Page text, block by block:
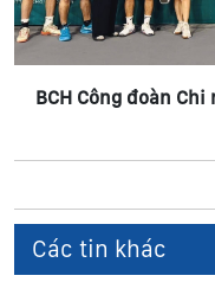
BCH Công đoàn
Các tin khác